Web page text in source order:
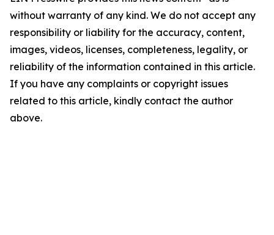
without warranty of any kind. We do not accept any
responsibility or liability for the accuracy, content,
images, videos, licenses, completeness, legality, or
reliability of the information contained in this article.
If you have any complaints or copyright issues
related to this article, kindly contact the author
above.